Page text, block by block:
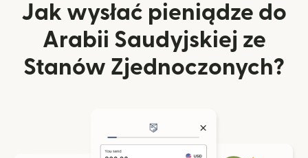
Jak wysłać pieniądze do
Arabii Saudyjskiej ze
Stanów Zjednoczonych?